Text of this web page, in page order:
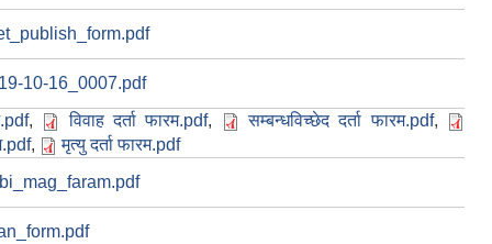
10-16_0007.pdf
, विवाह दर्ता फारम.pdf, सम्बन्धविच्छेद दर्ता फारम.pdf,
, मृत्यु दर्ता फारम.pdf